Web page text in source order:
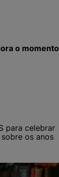
o momento
para celebrar
os anos